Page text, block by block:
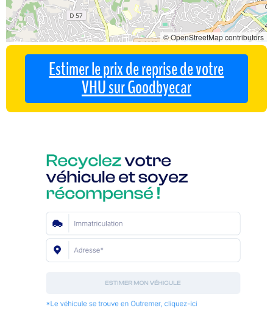
© OpenStreetMap contributors
Estimer le prix de reprise de votre
VHU sur Goodbyecar